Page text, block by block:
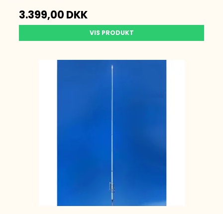
3.399,00 DKK
VIS PRODUKT